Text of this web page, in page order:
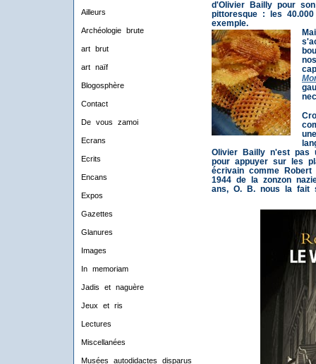
Ailleurs
Archéologie brute
art brut
art naïf
Blogosphère
Contact
De vous zamoi
Ecrans
Ecrits
Encans
Expos
Gazettes
Glanures
Images
In memoriam
Jadis et naguère
Jeux et ris
Lectures
Miscellanées
Musées autodidactes disparus
d'Olivier Bailly pour
pittoresque : les
exemple.
Olivier Bailly n'est pas
pour appuyer sur les
écrivain comme
1944 de la zonzon
ans, O. B. nous la fait